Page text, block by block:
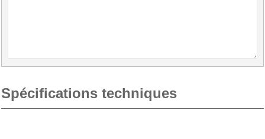
Spécifications techniques